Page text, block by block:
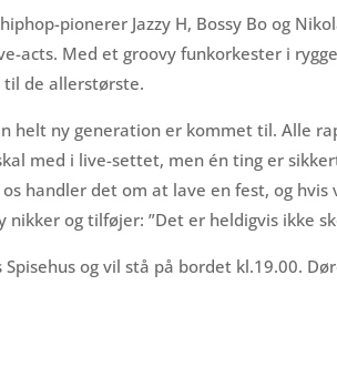
pionerer Jazzy H, Bossy Bo og
acts. Med et groovy funkorkester i
til de allerstørste.
helt ny generation er kommet til. Alle
med i live-settet, men én ting er
os handler det om at lave en fest, og
og tilføjer: ”Det er heldigvis ikke
og vil stå på bordet kl.19.00.